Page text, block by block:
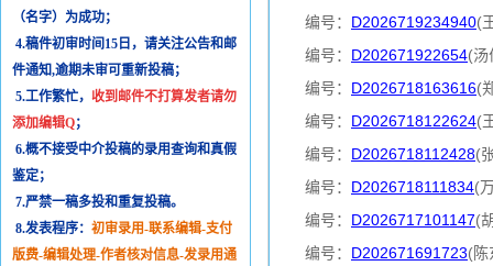
（名字）为成功；
4.稿件初审时间15日，请关注公告和邮
件通知,逾期未审可重新投稿；
5.工作繁忙， 收到邮件不打算发者请勿
添加编辑Q；
6.概不接受中介投稿的录用查询和真假
鉴定；
7.严禁一稿多投和重复投稿。
8.发表程序： 初审录用-联系编辑-支付
版费-编辑处理-作者核对信息-发录用通
编号： D2026719234940(
编号： D202671922654(
编号： D2026718163616(
编号： D2026718122624(
编号： D2026718112428(
编号： D2026718111834(
编号： D2026717101147(
编号： D202671691723(